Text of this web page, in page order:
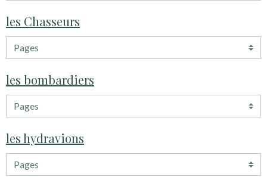
les Chasseurs
les bombardiers
les hydravions